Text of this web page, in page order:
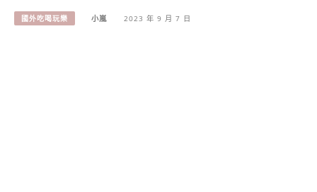
國外吃喝玩樂 小嵐 2023 年 9 月 7 日